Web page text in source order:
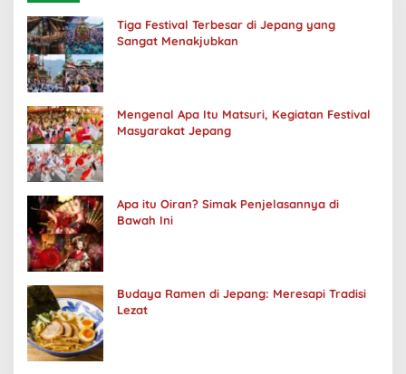
Tiga Festival Terbesar di Jepang yang
Sangat Menakjubkan
Mengenal Apa Itu Matsuri, Kegiatan Festival
Masyarakat Jepang
Apa itu Oiran? Simak Penjelasannya di
Bawah Ini
Budaya Ramen di Jepang: Meresapi Tradisi
Lezat